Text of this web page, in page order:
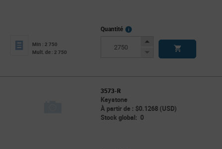
Min : 2 750
Mult. de : 2 750
Quantité
More
Increase
Decrease
3573-R
Keystone
À partir de : $0.1268 (USD)
Stock global: 0